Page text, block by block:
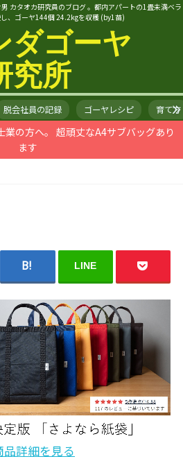
カタオカ研究員のブログ 。都内アパートの1畳未満ベラ
、ゴーヤ144個 24.2kgを収穫 (by1苗)
ダゴーヤ
究所
脱会社員の記録 ゴーヤレシピ 育て方
の方へ。 超頑丈なA4サブバッグあり
ます
LINE
詳細を見る